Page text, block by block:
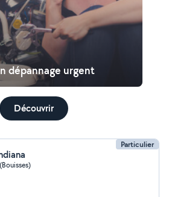
dépannage urgent
Découvrir
Particulier